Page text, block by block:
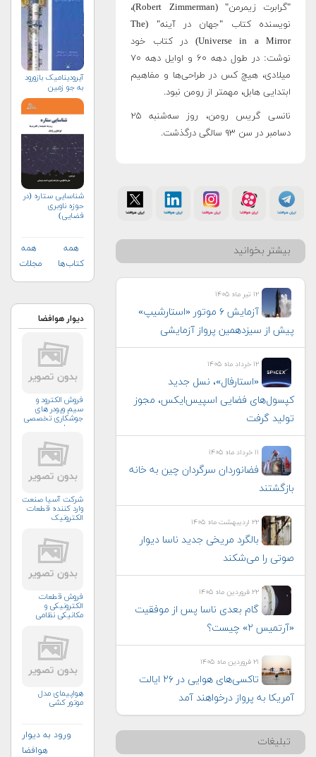
"گرابرت زیمرمن" (Robert Zimmerman)،
نویسنده کتاب "جهان در آینه" (The
Universe in a Mirror) در کتاب خود
نوشت: در طول دهه ۶۰ و اوایل دهه ۷۰
میلادی، هیچ کس در طراحی‌ها و مفاهیم
ابتدایی هابل، مهمتر از رومن نبود.
نانسی گریس رومن، روز سه‌شنبه ۲۵
دسامبر در سن ۹۳ سالگی درگذشت.
بیشتر بخوانید
۱۲ تیر ماه ۱۴۰۵
آزمایش ۶ موتور «استارشیپ»
پیش از سیزدهمین پرواز آزمایشی
۱۲ خرداد ماه ۱۴۰۵
«استارفال»، نسل جدید
کپسول‌های فضایی اسپیس‌ایکس، مجوز
تولید گرفت
۱۱ خرداد ماه ۱۴۰۵
فضانوردان سرگردان چین به خانه
بازگشتند
۲۲ اردیبهشت ماه ۱۴۰۵
بالگرد مریخی جدید ناسا دیوار
صوتی را می‌شکند
۲۲ فروردین ماه ۱۴۰۵
گام بعدی ناسا پس از موفقیت
«آرتمیس ۲» چیست؟
۲۱ فروردین ماه ۱۴۰۵
تاکسی‌های هوایی در ۲۶ ایالت
آمریکا به پرواز درخواهند آمد
تبلیغات
آیرودینامیک بازورود
به جو زمین
شناسایی ستاره (در
حوزه ناوبری
فضایی)
همه
کتاب‌ها
همه
مجلات
دیوار هوافضا
فروش الکترود و
سیم وپودر های
جوشکاری تخصصی
ومعمولی
شرکت آسیا صنعت
وارد کننده قطعات
الکترونیک
فروش قطعات
الکترونیکی و
مکانیکی نظامی
هواپیمای مدل
موتور کشی
ورود به دیوار
هوافضا